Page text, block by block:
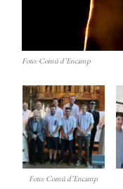
Foto: Comú d’Encamp
Foto: Comú d’Encamp